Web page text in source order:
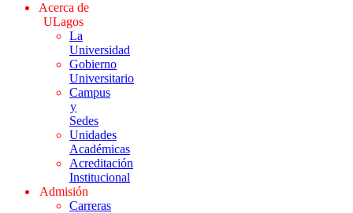
Acerca de
ULagos
La
Universidad
Gobierno
Universitario
Campus
y
Sedes
Unidades
Académicas
Acreditación
Institucional
Admisión
Carreras